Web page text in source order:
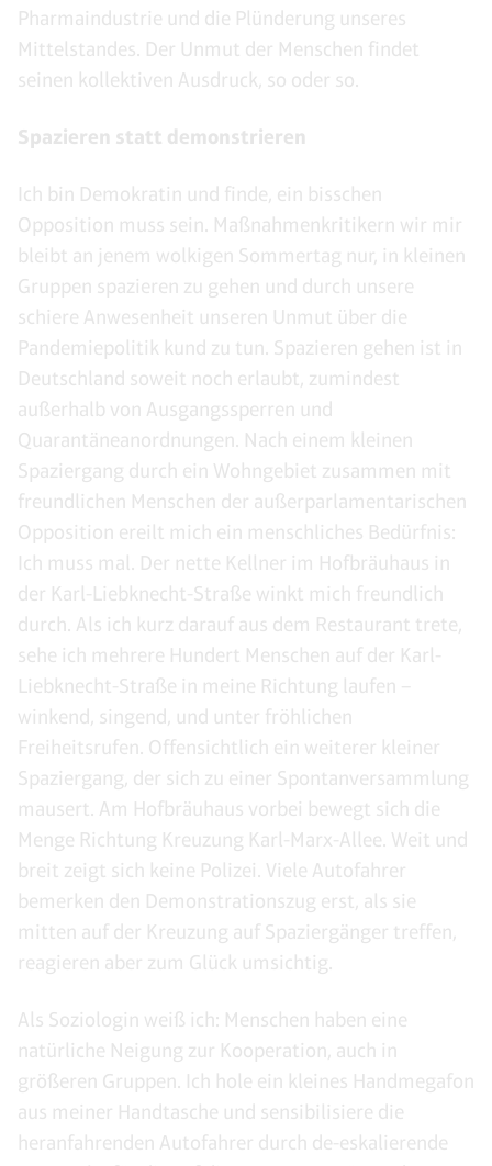
Pharmaindustrie und die Plünderung unseres
Mittelstandes. Der Unmut der Menschen findet
seinen kollektiven Ausdruck, so oder so.
Spazieren statt demonstrieren
Ich bin Demokratin und finde, ein bisschen
Opposition muss sein. Maßnahmenkritikern wir mir
bleibt an jenem wolkigen Sommertag nur, in kleinen
Gruppen spazieren zu gehen und durch unsere
schiere Anwesenheit unseren Unmut über die
Pandemiepolitik kund zu tun. Spazieren gehen ist in
Deutschland soweit noch erlaubt, zumindest
außerhalb von Ausgangssperren und
Quarantäneanordnungen. Nach einem kleinen
Spaziergang durch ein Wohngebiet zusammen mit
freundlichen Menschen der außerparlamentarischen
Opposition ereilt mich ein menschliches Bedürfnis:
Ich muss mal. Der nette Kellner im Hofbräuhaus in
der Karl-Liebknecht-Straße winkt mich freundlich
durch. Als ich kurz darauf aus dem Restaurant trete,
sehe ich mehrere Hundert Menschen auf der Karl-
Liebknecht-Straße in meine Richtung laufen –
winkend, singend, und unter fröhlichen
Freiheitsrufen. Offensichtlich ein weiterer kleiner
Spaziergang, der sich zu einer Spontanversammlung
mausert. Am Hofbräuhaus vorbei bewegt sich die
Menge Richtung Kreuzung Karl-Marx-Allee. Weit und
breit zeigt sich keine Polizei. Viele Autofahrer
bemerken den Demonstrationszug erst, als sie
mitten auf der Kreuzung auf Spaziergänger treffen,
reagieren aber zum Glück umsichtig.
Als Soziologin weiß ich: Menschen haben eine
natürliche Neigung zur Kooperation, auch in
größeren Gruppen. Ich hole ein kleines Handmegafon
aus meiner Handtasche und sensibilisiere die
heranfahrenden Autofahrer durch de-eskalierende